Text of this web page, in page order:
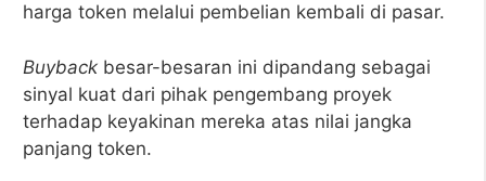
harga token melalui pembelian kembali di pasar.
Buyback besar-besaran ini dipandang sebagai
sinyal kuat dari pihak pengembang proyek
terhadap keyakinan mereka atas nilai jangka
panjang token.